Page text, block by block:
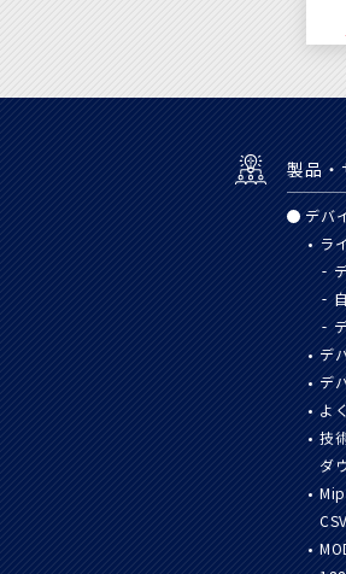
製品・
デバ
ラ
デ
デ
よ
技
ダ